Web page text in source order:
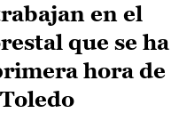
en el
que se ha
hora de